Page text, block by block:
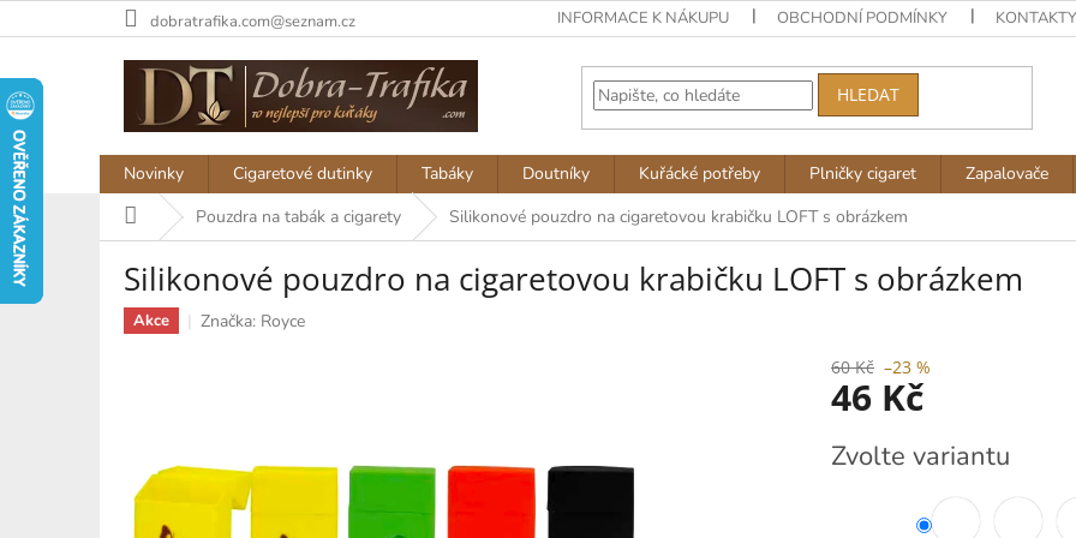
na
dobratrafika.com@seznam.cz INFORMACE K NÁKUPU OBCHODNÍ PODMÍNKY KONTAKTY
HLEDAT
Novinky Cigaretové dutinky Tabáky Doutníky Kuřácké potřeby Plničky cigaret Zapalovače
Domů Pouzdra na tabák a cigarety Silikonové pouzdro na cigaretovou krabičku LOFT s obrázkem
Silikonové pouzdro na cigaretovou krabičku LOFT s obrázkem
Akce Značka: Royce
60 Kč –23 %
46 Kč
cena:
Zvolte variantu